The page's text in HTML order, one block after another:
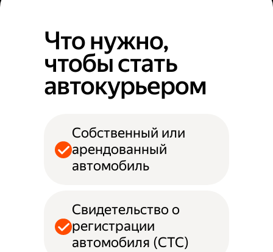
Что нужно,
чтобы стать
автокурьером
Собственный или
арендованный
автомобиль
Свидетельство о
регистрации
автомобиля (СТС)